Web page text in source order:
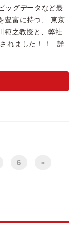
グデータなど最
豊富に持つ、 東京
範之教授と、弊社
されました！！ 詳
6 »